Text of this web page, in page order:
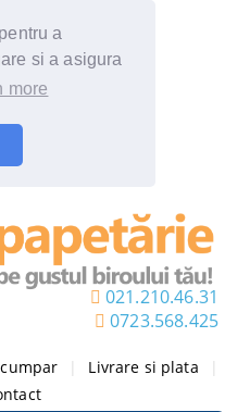
a
si a asigura
more
021.210.46.31
0723.568.425
Livrare si plata